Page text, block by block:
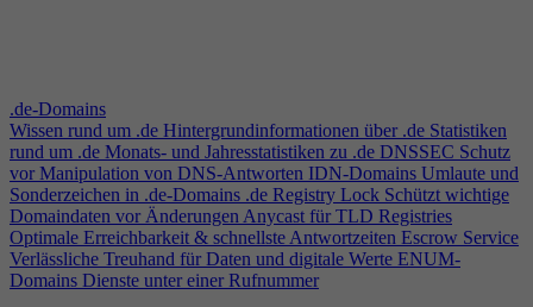
.de-Domains
Wissen rund um .de Hintergrundinformationen über .de Statistiken
rund um .de Monats- und Jahresstatistiken zu .de DNSSEC Schutz
vor Manipulation von DNS-Antworten IDN-Domains Umlaute und
Sonderzeichen in .de-Domains .de Registry Lock Schützt wichtige
Domaindaten vor ÄnderungenAnycast für TLD Registries
Optimale Erreichbarkeit & schnellste Antwortzeiten Escrow Service
Verlässliche Treuhand für Daten und digitale Werte ENUM-
Domains Dienste unter einer Rufnummer